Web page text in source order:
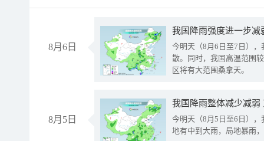
8月6日
今明天（8月6日至7日）
散。同时，我国高温范围
区将有大范围桑拿天。
8月5日
我国降雨整体减少减弱
今明天（8月5日至6日）
地有中到大雨，局地暴雨